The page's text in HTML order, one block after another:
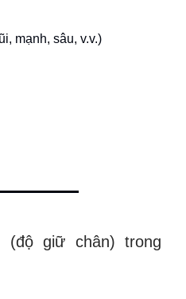
mạnh, sâu, v.v.)
(độ giữ chân) trong